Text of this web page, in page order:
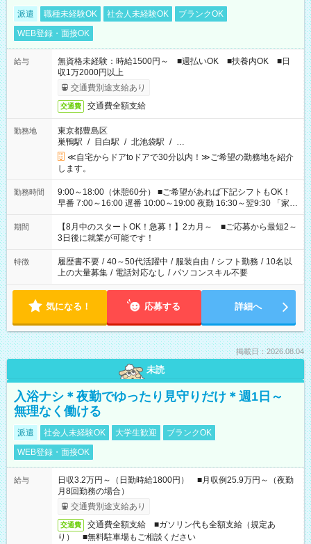
派遣 職種未経験OK 社会人未経験OK
ブランクOK
WEB登録・面接OK
給与
無資格未経験：時給1500円～ ■週払いOK ■扶養内OK ■日
収1万2000円以上
交通費別途支給あり
交通費 交通費全額支給
勤務地
東京都豊島区
巣鴨駅 / 目白駅 / 北池袋駅 / …
≪自宅からドアtoドアで30分以内！≫ご希望の勤務地を紹介
します。
勤務時間
9:00～18:00（休憩60分） ■ご希望があれば下記シフトもOK！
早番 7:00～16:00 遅番 10:00～19:00 夜勤 16:30～翌9:30 「家族
と休みを合わせたい」 「余裕を持って夕飯の準備がしたい」
「できれば残業はしたくない」 など、ご希望を教えてください
ね。 ※Wワーク希望の方へ 今ご覧のお仕事で希望する勤務時間
と、もう1つのお仕事の勤務時間。 合計で週40時間を超える場
合は応募できません。
期間
【8月中のスタートOK！急募！】2カ月～ ■ご応募から最短2～
3日後に就業が可能です！
特徴 履歴書不要 / 40～50代活躍中 / 服装自由 / シフト勤務 / 10名以
上の大量募集 / 電話対応なし / パソコンスキル不要
気になる！ 応募する 詳細へ
掲載日：2026.08.04
未読
入浴ナシ＊夜勤でゆったり見守りだけ＊週1日～
無理なく働ける
派遣 社会人未経験OK 大学生歓迎
ブランクOK
WEB登録・面接OK
給与
日収3.2万円～（日勤時給1800円） ■月収例25.9万円～（夜勤
月8回勤務の場合）
交通費別途支給あり
交通費
交通費全額支給 ■ガソリン代も全額支給（規定あ
り） ■無料駐車場もご相談ください